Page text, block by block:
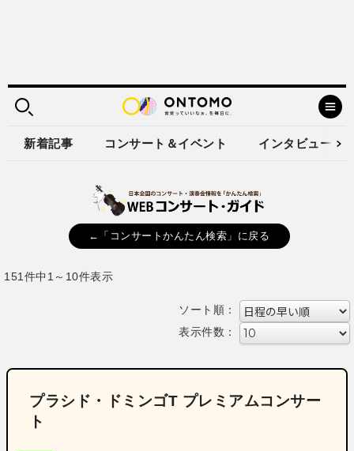
新着記事 コンサート＆イベント インタビュー
←「コンサートかんたん検索」に戻る
151件中1～10件表示
ソート順：
表示件数：
プラシド・ドミンゴT プレミアムコンサー
ト